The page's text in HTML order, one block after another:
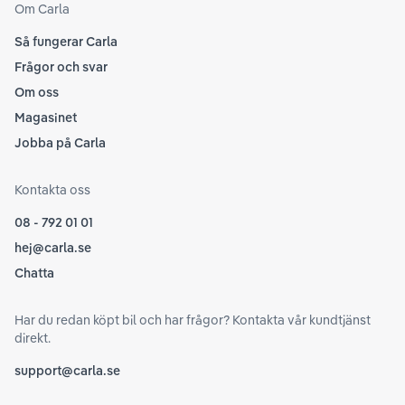
Om Carla
Så fungerar Carla
Frågor och svar
Om oss
Magasinet
Jobba på Carla
Kontakta oss
08 - 792 01 01
hej@carla.se
Chatta
Har du redan köpt bil och har frågor? Kontakta vår kundtjänst
direkt.
support@carla.se